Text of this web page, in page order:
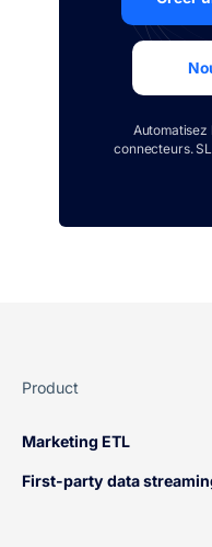
connecteurs.
Product
Marketing ETL
First-party data